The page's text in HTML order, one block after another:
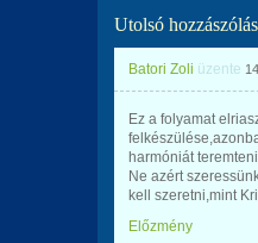
Utolsó hozzászólás
Batori Zoli üzente
Ez a folyamat
harmóniát
Ne azért
kell szeretni,mint
Előzmény